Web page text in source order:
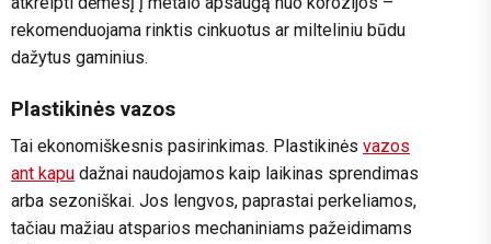
rekomenduojama rinktis cinkuotus ar milteliniu būdu
dažytus gaminius.
Plastikinės vazos
Tai ekonomiškesnis pasirinkimas. Plastikinės vazos
ant kapu dažnai naudojamos kaip laikinas sprendimas
arba sezoniškai. Jos lengvos, paprastai perkeliamos,
tačiau mažiau atsparios mechaniniams pažeidimams